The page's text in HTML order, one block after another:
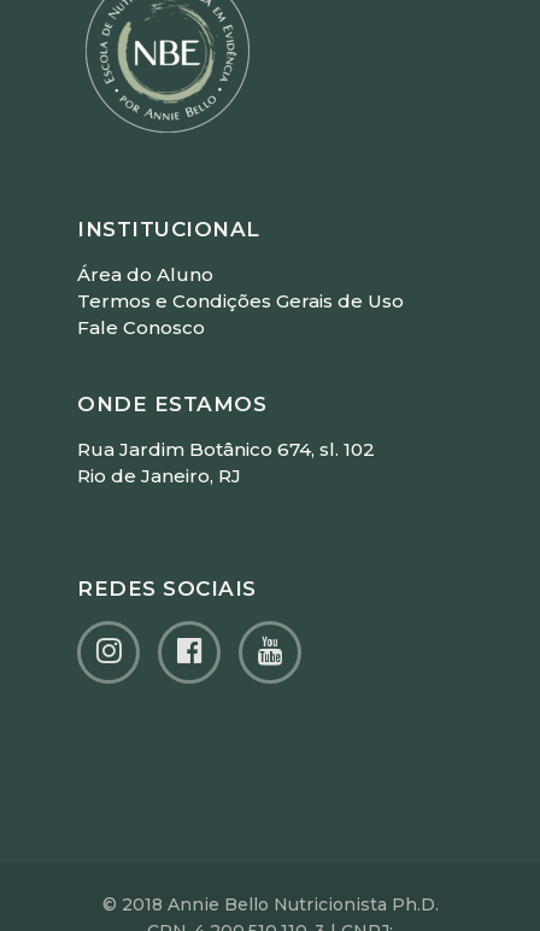
INSTITUCIONAL
Área do Aluno
Termos e Condições Gerais de Uso
Fale Conosco
ONDE ESTAMOS
Rua Jardim Botânico 674, sl. 102
Rio de Janeiro, RJ
REDES SOCIAIS
© 2018 Annie Bello Nutricionista Ph.D.